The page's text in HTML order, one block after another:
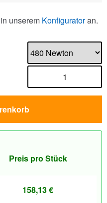
unserem Konfiguratoran.
Preis pro Stück
158,13€